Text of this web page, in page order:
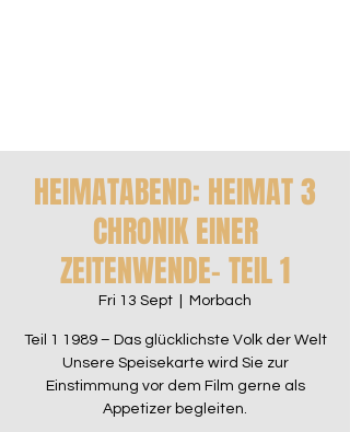
HEIMATABEND: HEIMAT 3
CHRONIK EINER
ZEITENWENDE- TEIL 1
Fri 13 Sept Morbach
Teil 1 1989 – Das glücklichste Volk der Welt
Unsere Speisekarte wird Sie zur
Einstimmung vor dem Film gerne als
Appetizer begleiten.